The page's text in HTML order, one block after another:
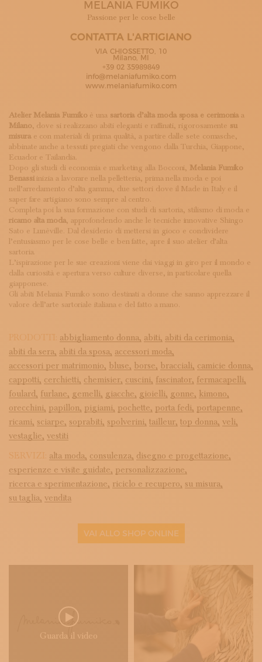
ISCRIVITI ALLA NEWSLETTER
LOGIN
MELANIA FUMIKO
Passione per le cose belle
CONTATTA L'ARTIGIANO
VIA CHIOSSETTO, 10
Milano, MI
+39 02 35989849
info@melaniafumiko.com
www.melaniafumiko.com
Atelier Melania Fumiko è una sartoria d’alta moda sposa e cerimoniaa
Milano, dove si realizzano abiti eleganti e raffinati, rigorosamente
su
misurae con materiali di prima qualità, a partire dalle sete comasche,
abbinate anche a tessuti pregiati che vengono dalla Turchia, Giappone,
Ecuador e Tailandia.
Dopo gli studi di economia e marketing alla Bocconi, Melania Fumiko
Benassiinizia a lavorare nella pelletteria, prima nella moda e poi
nell’arredamento d’alta gamma, due settori dove il Made in Italy e il
saper fare artigiano sono sempre al centro.
Completa poi la sua formazione con studi di sartoria, stilismo di moda e
ricamo alta moda, approfondendo anche le tecniche innovative Shingo
Sato e Lunèville. Dal desiderio di mettersi in gioco e condividere
l’entusiasmo per le cose belle e ben fatte, apre il suo atelier d’alta
sartoria.
L’ispirazione per le sue creazioni viene dai viaggi in giro per il mondo e
dalla curiosità e apertura verso culture diverse, in particolare quella
giapponese.
Gli abiti Melania Fumiko sono destinati a donne che sanno apprezzare il
valore dell’arte sartoriale italiana e del fatto a mano.
PRODOTTI: abbigliamento donna, abiti, abiti da cerimonia,
abiti da sera, abiti da sposa, accessori moda,
accessori per matrimonio, bluse, borse, bracciali, camicie donna,
cappotti, cerchietti, chemisier, cuscini, fascinator, fermacapelli,
foulard, furlane, gemelli, giacche, gioielli, gonne, kimono,
orecchini, papillon, pigiami, pochette, porta fedi, portapenne,
ricami, sciarpe, soprabiti, spolverini, tailleur, top donna, veli,
vestaglie, vestiti
SERVIZI: alta moda, consulenza, disegno e progettazione,
esperienze e visite guidate, personalizzazione,
ricerca e sperimentazione, riciclo e recupero, su misura,
su taglia, vendita
VAI ALLO SHOP ONLINE
Guarda il video